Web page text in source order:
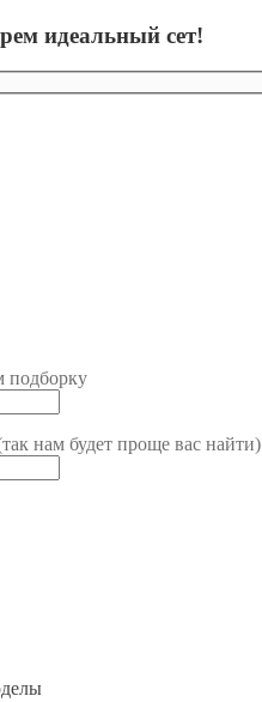
идеальный сет!
подборку
нам будет проще вас найти)